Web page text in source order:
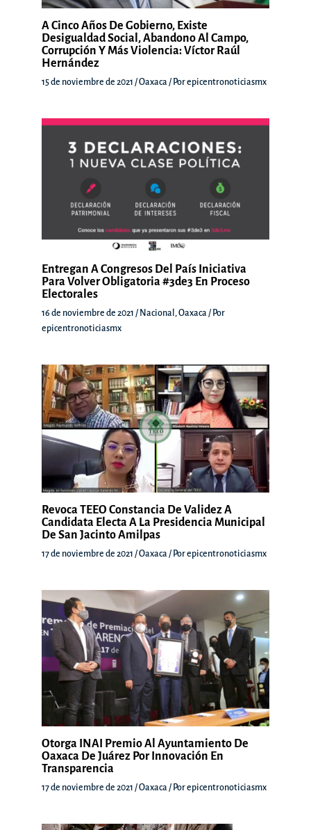
A Cinco Años De Gobierno, Existe
Desigualdad Social, Abandono Al Campo,
Corrupción Y Más Violencia: Víctor Raúl
Hernández
15 de noviembre de 2021 /Oaxaca / Porepicentronoticiasmx
Entregan A Congresos Del País Iniciativa
Para Volver Obligatoria #3de3 En Proceso
Electorales
16 de noviembre de 2021 / Nacional , Oaxaca / Por
epicentronoticiasmx
Revoca TEEO Constancia De Validez A
Candidata Electa A La Presidencia Municipal
De San Jacinto Amilpas
17 de noviembre de 2021 /Oaxaca / Porepicentronoticiasmx
Otorga INAI Premio Al Ayuntamiento De
Oaxaca De Juárez Por Innovación En
Transparencia
17 de noviembre de 2021 /Oaxaca / Porepicentronoticiasmx